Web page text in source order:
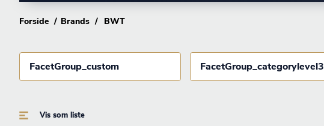
Forside Brands BWT
FacetGroup_custom FacetGroup_categorylevel3
Vis som liste